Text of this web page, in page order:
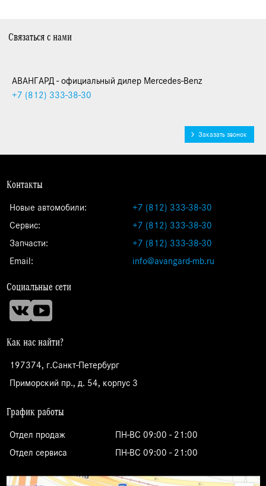
Связаться с нами
АВАНГАРД - официальный дилер Mercedes-Benz
+7 (812) 333-38-30
Заказать звонок
Контакты
Новые автомобили:
+7 (812) 333-38-30
Сервис:
+7 (812) 333-38-30
Запчасти:
+7 (812) 333-38-30
Email:
info@avangard-mb.ru
Социальные сети
Как нас найти?
197374, г.Санкт-Петербург
Приморский пр., д. 54, корпус 3
График работы
Отдел продаж
ПН-ВС 09:00 - 21:00
Отдел сервиса
ПН-ВС 09:00 - 21:00